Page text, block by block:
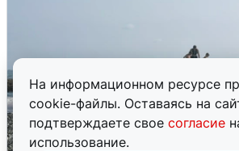
На информационном ресурсе
cookie-файлы. Оставаясь на
подтверждаете свое согласие
использование.